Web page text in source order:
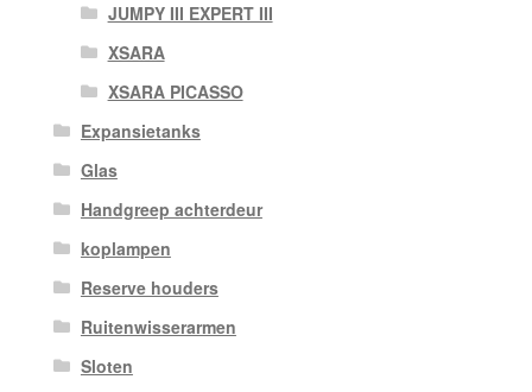
JUMPY III EXPERT III
XSARA
XSARA PICASSO
Expansietanks
Glas
Handgreep achterdeur
koplampen
Reserve houders
Ruitenwisserarmen
Sloten